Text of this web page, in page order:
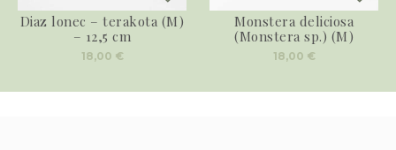
Diaz lonec – terakota (M)
– 12,5 cm
18,00 €
Monstera deliciosa
(Monstera sp.) (M)
18,00 €